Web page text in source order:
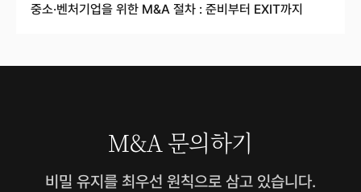
중소·벤처기업을 위한 M&A 절차 : 준비부터 EXIT까지
M&A 문의하기
비밀 유지를 최우선 원칙으로 삼고 있습니다.